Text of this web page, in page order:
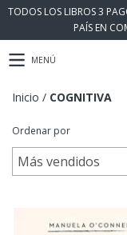
TODOS LOS LIBROS 3
PAÍS EN
MENÚ
Inicio / COGNITIVA
Ordenar por